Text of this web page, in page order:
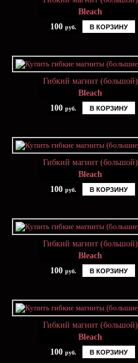
Bleach
100 руб. В КОРЗИНУ
Гибкий магнит (большой)
Bleach
100 руб. В КОРЗИНУ
Гибкий магнит (большой)
Bleach
100 руб. В КОРЗИНУ
Гибкий магнит (большой)
Bleach
100 руб. В КОРЗИНУ
Гибкий магнит (большой)
Bleach
100 руб. В КОРЗИНУ